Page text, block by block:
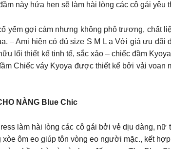
này hứa hẹn sẽ làm hài lòng các cô gái yêu
yếm gợi cảm nhưng không phô trương, chất
– Ami hiện có đủ size S M L ạ Với giá ưu đãi
lối thiết kế tinh tế, sắc xảo – chiếc đầm
Chiếc váy Kyoya được thiết kể bởi vải voan
NÀNG Blue Chic
làm hài lòng các cô gái bởi vẻ dịu dàng, nữ
ôm eo giúp tôn vòng eo người mặc., kết